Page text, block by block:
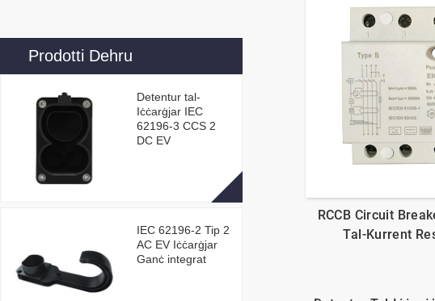
Prodotti Dehru
Detentur tal-
Iċċarġjar IEC
62196-3 CCS 2
DC EV
IEC 62196-2 Tip 2
AC EV Iċċarġjar
Ganċ integrat
RCCB Circuit
Tal-Kurrent